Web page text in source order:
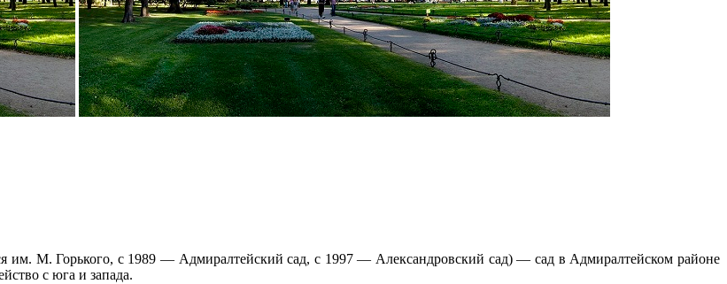
им. М. Горького, с 1989 — Адмиралтейский сад, с 1997 — Александровский сад) — сад в Адмиралтейском районе
с юга и запада.